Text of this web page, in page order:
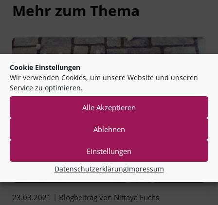
Cookie Einstellungen
Wir verwenden Cookies, um unsere Website und unseren
Service zu optimieren.
Alle Akzeptieren
Ablehnen
Einstellungen
DatenschutzerklärungImpressum
Mehr zum Thema
23.03.2021 | Blogbeitrag von Nittaya Fuchs